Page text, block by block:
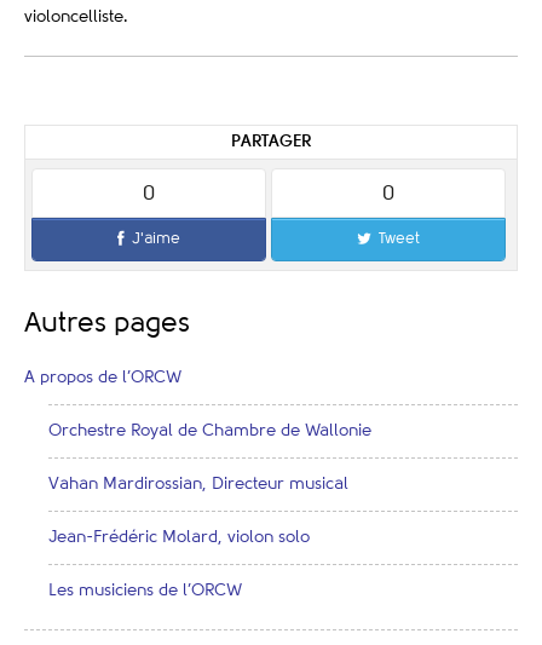
violoncelliste.
PARTAGER
0
J'aime
0
Tweet
Autres pages
A propos de l’ORCW
Orchestre Royal de Chambre de Wallonie
Vahan Mardirossian, Directeur musical
Jean-Frédéric Molard, violon solo
Les musiciens de l’ORCW